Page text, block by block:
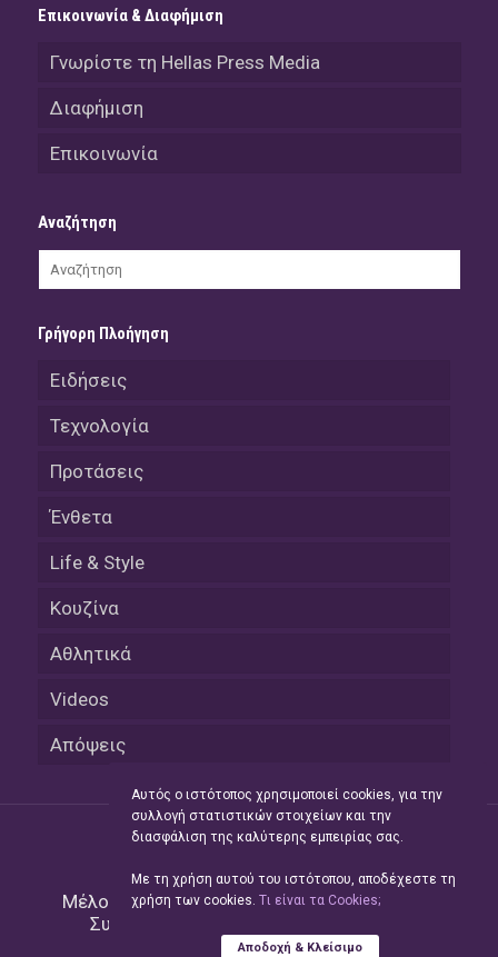
Επικοινωνία & Διαφήμιση
Γνωρίστε τη Hellas Press Media
Διαφήμιση
Επικοινωνία
Αναζήτηση
Γρήγορη Πλοήγηση
Ειδήσεις
Τεχνολογία
Προτάσεις
Ένθετα
Life & Style
Κουζίνα
Αθλητικά
Videos
Απόψεις
Μέλος του Δικτύου τηςHellas Press Media
Συντήρηση και Ανάπτυξη
Αυτός ο ιστότοπος χρησιμοποιεί cookies, για την
συλλογή στατιστικών στοιχείων και την
διασφάλιση της καλύτερης εμπειρίας σας.
Με τη χρήση αυτού του ιστότοπου, αποδέχεστε τη
χρήση των cookies. Tι είναι τα Cookies;
Αποδοχή & Κλείσιμο